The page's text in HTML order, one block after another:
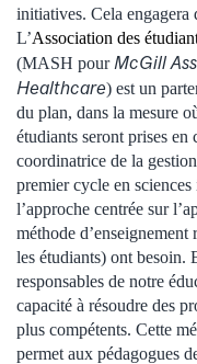
initiatives. Cela engagera
L’Association des
(MASH pour McGill
Healthcare) est un
du plan, dans la mesure
étudiants seront prises
coordinatrice de la
premier cycle en
l’approche centrée sur
méthode
les étudiants) ont besoin.
responsables de notre
capacité à résoudre des
plus compétents. Cette
permet aux pédagogues